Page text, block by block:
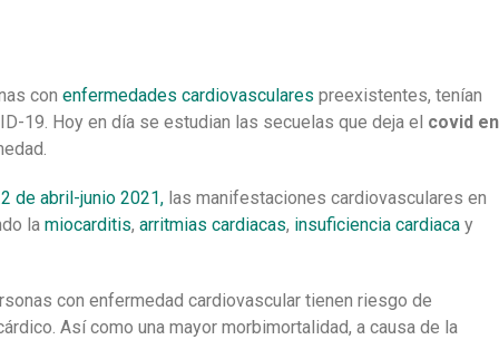
con enfermedades cardiovasculares preexistentes, tenían
19. Hoy en día se estudian las secuelas que deja el covid en
de abril-junio 2021, las manifestaciones cardiovasculares en
la miocarditis, arritmias cardiacas, insuficiencia cardiaca y
con enfermedad cardiovascular tienen riesgo de
Así como una mayor morbimortalidad, a causa de la